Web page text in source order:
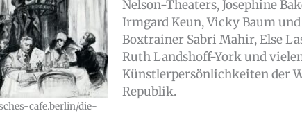
cafe.berlin/die-
Nelson-Theaters, Josephine
Irmgard Keun, Vicky Baum
Boxtrainer Sabri Mahir, Else
Ruth Landshoff-York und
Künstlerpersönlichkeiten der
Republik.